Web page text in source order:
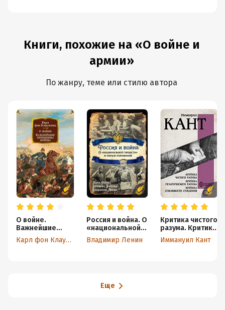
Книги, похожие на «О войне и
армии»
По жанру, теме или стилю автора
О войне.
Важнейшие
принципы войны
Карл фон Клаузевиц
Россия и война. О
«национальной
гордости» и
пользе
Владимир Ленин
Критика чистого
разума. Критика
практического
разума. Критика
Иммануил Кант
Еще